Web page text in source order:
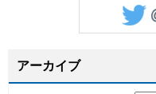
アーカイブ